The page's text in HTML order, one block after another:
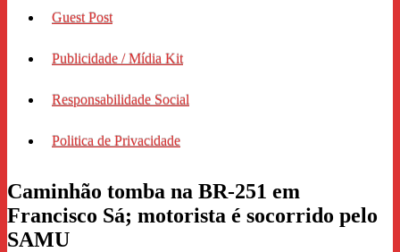
Guest Post
Publicidade / Mídia Kit
Responsabilidade Social
Politica de Privacidade
Caminhão tomba na BR-251 em
Francisco Sá; motorista é socorrido pelo
SAMU